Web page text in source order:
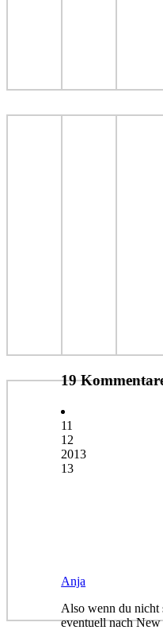
19
11
12
2013
13
Anja
Also wenn du nicht
eventuell nach